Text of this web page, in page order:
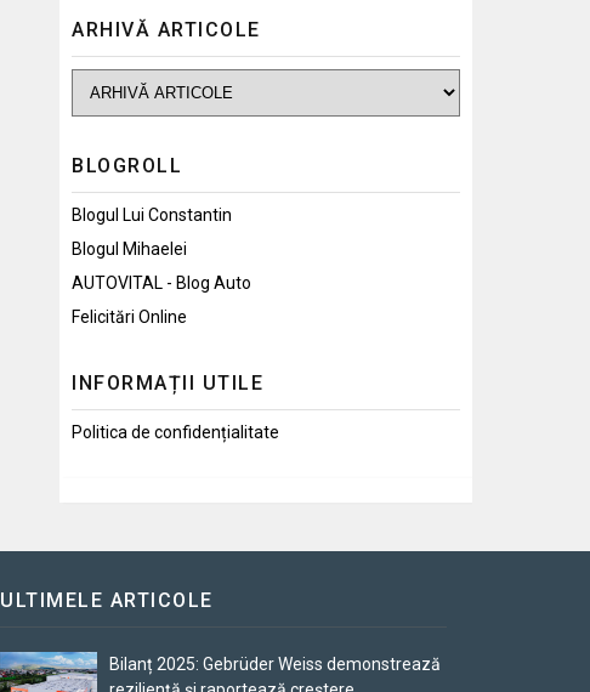
ARHIVĂ ARTICOLE
BLOGROLL
Blogul Lui Constantin
Blogul Mihaelei
AUTOVITAL - Blog Auto
Felicitări Online
INFORMAȚII UTILE
Politica de confidențialitate
ULTIMELE ARTICOLE
Bilanț 2025: Gebrüder Weiss demonstrează